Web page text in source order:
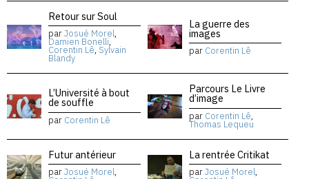
Retour sur Soul
parJosué Morel,
Damien Bonelli,
Corentin Lê, Sylvain
Blandy
La guerre des
images
par Corentin Lê
L’Université à bout
de souffle
par Corentin Lê
Parcours Le Livre
d’image
par Corentin Lê,
Thomas Lequeu
Futur antérieur
parJosué Morel,
La rentrée Critikat
parJosué Morel,